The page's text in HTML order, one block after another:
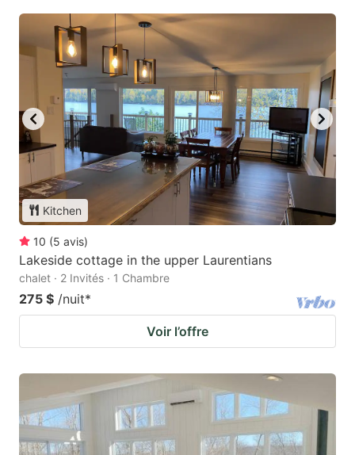
Kitchen
10 (5 avis)
Lakeside cottage in the upper Laurentians
chalet · 2 Invités · 1 Chambre
275 $ /nuit*
Voir l’offre